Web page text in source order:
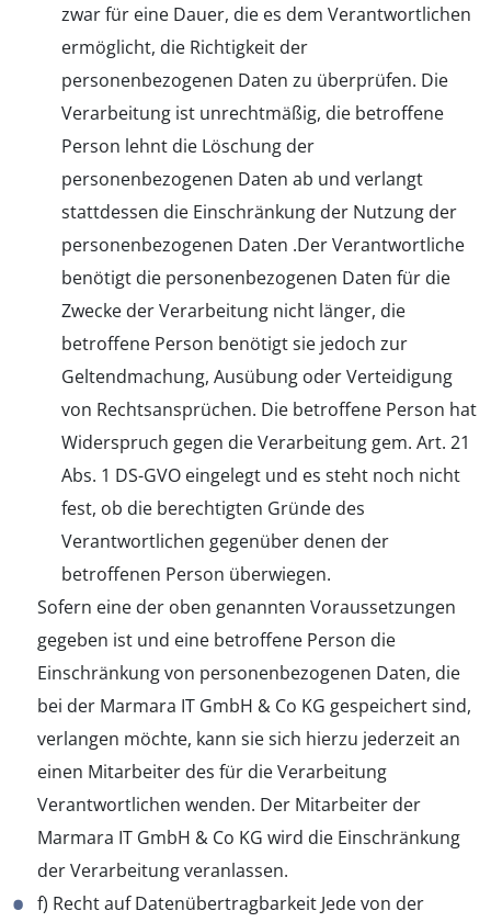
zwar für eine Dauer, die es dem Verantwortlichen
ermöglicht, die Richtigkeit der
personenbezogenen Daten zu überprüfen. Die
Verarbeitung ist unrechtmäßig, die betroffene
Person lehnt die Löschung der
personenbezogenen Daten ab und verlangt
stattdessen die Einschränkung der Nutzung der
personenbezogenen Daten .Der Verantwortliche
benötigt die personenbezogenen Daten für die
Zwecke der Verarbeitung nicht länger, die
betroffene Person benötigt sie jedoch zur
Geltendmachung, Ausübung oder Verteidigung
von Rechtsansprüchen. Die betroffene Person hat
Widerspruch gegen die Verarbeitung gem. Art. 21
Abs. 1 DS-GVO eingelegt und es steht noch nicht
fest, ob die berechtigten Gründe des
Verantwortlichen gegenüber denen der
betroffenen Person überwiegen.
Sofern eine der oben genannten Voraussetzungen
gegeben ist und eine betroffene Person die
Einschränkung von personenbezogenen Daten, die
bei der Marmara IT GmbH & Co KG gespeichert sind,
verlangen möchte, kann sie sich hierzu jederzeit an
einen Mitarbeiter des für die Verarbeitung
Verantwortlichen wenden. Der Mitarbeiter der
Marmara IT GmbH & Co KG wird die Einschränkung
der Verarbeitung veranlassen.
f) Recht auf Datenübertragbarkeit Jede von der